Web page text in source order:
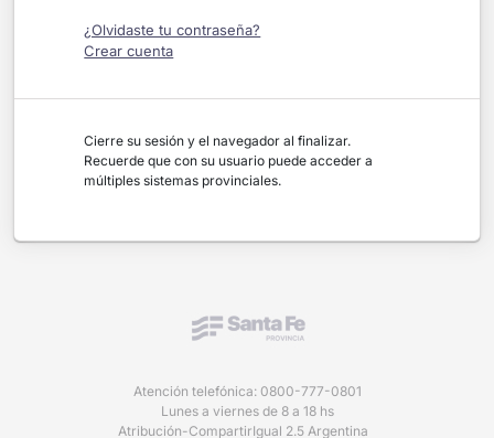
¿Olvidaste tu contraseña?
Crear cuenta
Cierre su sesión y el navegador al finalizar.
Recuerde que con su usuario puede acceder a
múltiples sistemas provinciales.
Atribución-CompartirIgual 2.5 Argentina
Atención telefónica: 0800-777-0801
Lunes a viernes de 8 a 18 hs